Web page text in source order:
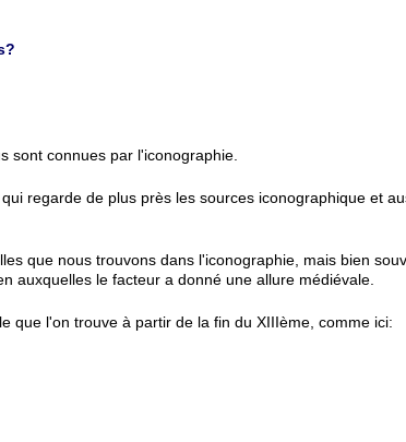
sont connues par l'iconographie.
regarde de plus près les sources iconographique et
que nous trouvons dans l'iconographie, mais bien
auxquelles le facteur a donné une allure médiévale.
que l'on trouve à partir de la fin du XIIIème, comme ici: